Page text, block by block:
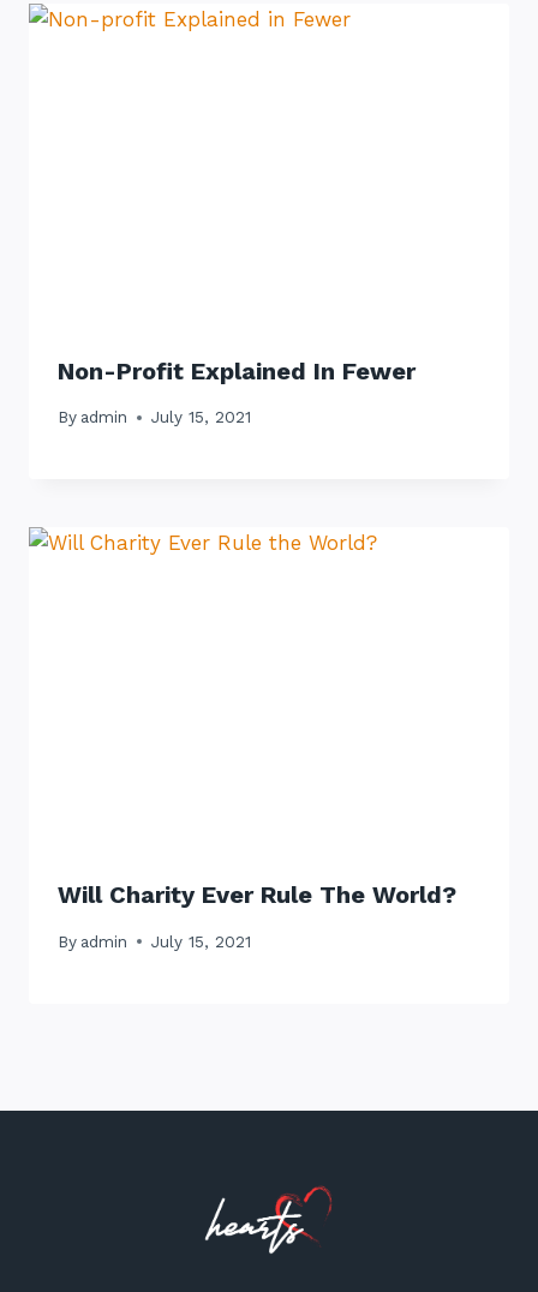
Non-Profit Explained In Fewer
By admin July 15, 2021
Will Charity Ever Rule The World?
By admin July 15, 2021